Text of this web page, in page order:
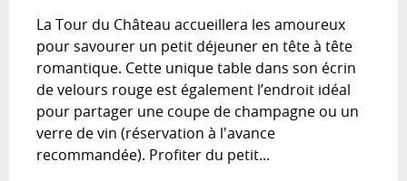
La Tour du Château accueillera les amoureux
pour savourer un petit déjeuner en tête à tête
romantique. Cette unique table dans son écrin
de velours rouge est également l’endroit idéal
pour partager une coupe de champagne ou un
verre de vin (réservation à l'avance
recommandée). Profiter du petit...